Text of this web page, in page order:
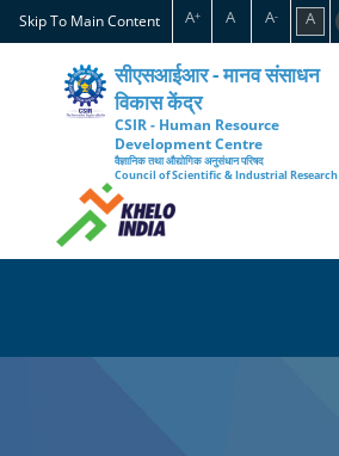
Skip
to
content
Skip To Main Content A+ A A- A
सीएसआईआर - मानव संसाधन
विकास केंद्र
CSIR - Human Resource
Development Centre
वैज्ञानिक तथा औद्योगिक अनुसंधान परिषद
Council of Scientific & Industrial Research